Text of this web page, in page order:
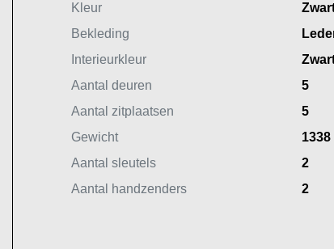
Kleur
Bekleding
Interieurkleur
Aantal deuren
5
Aantal zitplaatsen
5
Gewicht
1338
Aantal sleutels
2
Aantal handzenders
2